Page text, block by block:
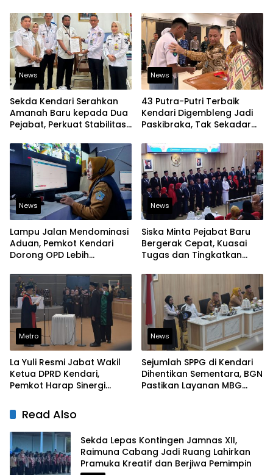
Perubahan Kota
News
Sekda Kendari Serahkan
Amanah Baru kepada Dua
Pejabat, Perkuat Stabilitas
News
43 Putra-Putri Terbaik
Kendari Digembleng Jadi
Paskibraka, Tak Sekadar
News
Lampu Jalan Mendominasi
Aduan, Pemkot Kendari
Dorong OPD Lebih
Laporan Warga
News
Siska Minta Pejabat Baru
Bergerak Cepat, Kuasai
Tugas dan Tingkatkan
Metro
La Yuli Resmi Jabat Wakil
Ketua DPRD Kendari,
Pemkot Harap Sinergi
Solid
News
Sejumlah SPPG di Kendari
Dihentikan Sementara, BGN
Pastikan Layanan MBG
Read Also
Sekda Lepas Kontingen Jamnas XII,
Raimuna Cabang Jadi Ruang Lahirkan
Pramuka Kreatif dan Berjiwa Pemimpin